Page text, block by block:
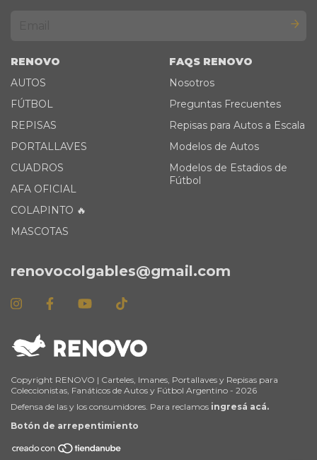
RENOVO
AUTOS
FÚTBOL
REPISAS
PORTALLAVES
CUADROS
AFA OFICIAL
COLAPINTO 🔥
MASCOTAS
FAQS RENOVO
Nosotros
Preguntas Frecuentes
Repisas para Autos a Escala
Modelos de Autos
Modelos de Estadios de
Fútbol
renovocolgables@gmail.com
Copyright RENOVO | Carteles, Imanes, Portallaves y Repisas para
Coleccionistas, Fanáticos de Autos y Fútbol Argentino - 2026
Defensa de las y los consumidores. Para reclamos ingresá acá.
Botón de arrepentimiento